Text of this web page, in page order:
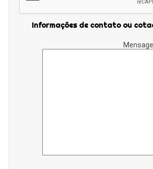
Informações de contato ou